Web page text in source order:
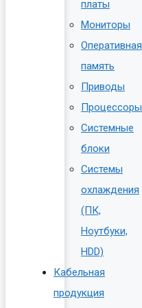
платы
Мониторы
Оперативная
память
Приводы
Процессоры
Системные
блоки
Системы
охлаждения
(ПК,
Ноутбуки,
HDD)
Кабельная
продукция